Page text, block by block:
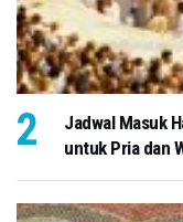
Jadwal Masuk
untuk Pria dan